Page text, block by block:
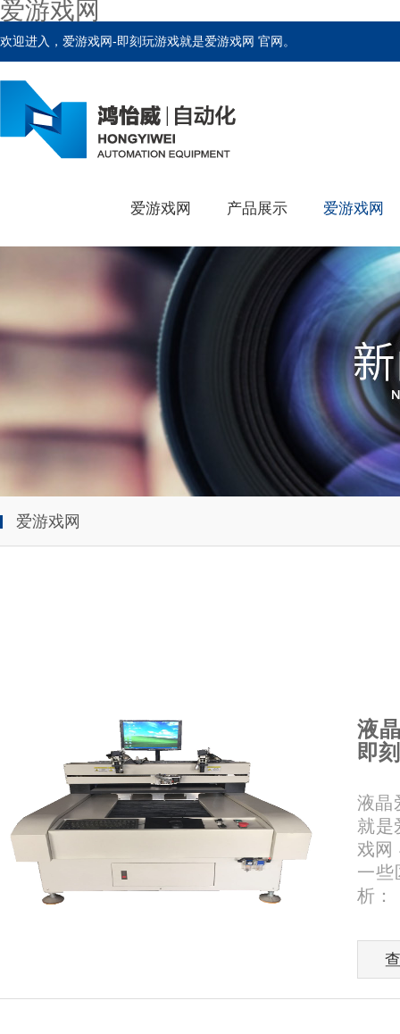
爱游戏网
欢迎进入，爱游戏网-即刻玩游戏就是爱游戏网 官网。
爱游戏网 产品展示 爱游戏网
爱游戏网
液
即
液晶
就是
戏网
一些
析：